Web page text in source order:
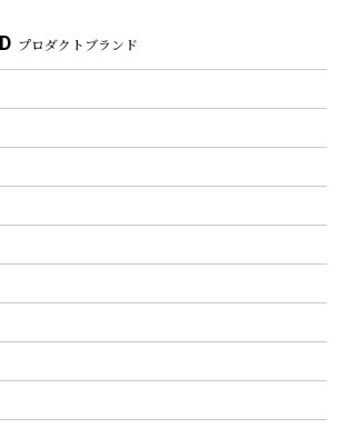
プロダクトブランド